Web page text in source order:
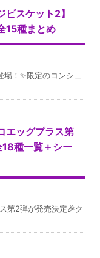
ビスケット2】
15種まとめ
！✨限定のコンシェ
エッグプラス第
種一覧＋シー
第2弾が発売決定🎉ク